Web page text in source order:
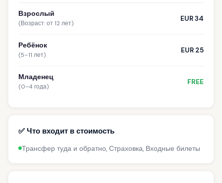
Взрослый
(Возраст: от 12 лет)
EUR 34
Ребёнок
(5–11 лет)
EUR 25
Младенец
(0–4 года)
FREE
✅ Что входит в стоимость
Трансфер туда и обратно, Страховка, Входные билеты